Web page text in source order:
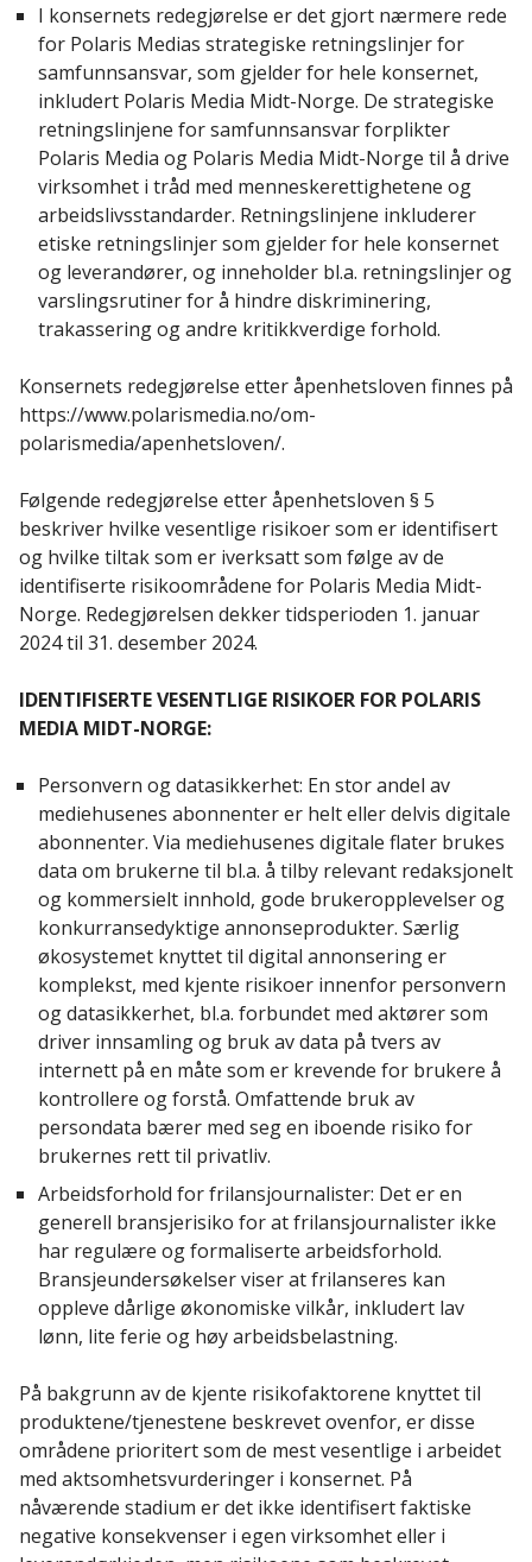
I konsernets redegjørelse er det gjort nærmere rede
for Polaris Medias strategiske retningslinjer for
samfunnsansvar, som gjelder for hele konsernet,
inkludert Polaris Media Midt-Norge. De strategiske
retningslinjene for samfunnsansvar forplikter
Polaris Media og Polaris Media Midt-Norge til å drive
virksomhet i tråd med menneskerettighetene og
arbeidslivsstandarder. Retningslinjene inkluderer
etiske retningslinjer som gjelder for hele konsernet
og leverandører, og inneholder bl.a. retningslinjer og
varslingsrutiner for å hindre diskriminering,
trakassering og andre kritikkverdige forhold.
Konsernets redegjørelse etter åpenhetsloven finnes på
https://www.polarismedia.no/om-
polarismedia/apenhetsloven/.
Følgende redegjørelse etter åpenhetsloven § 5
beskriver hvilke vesentlige risikoer som er identifisert
og hvilke tiltak som er iverksatt som følge av de
identifiserte risikoområdene for Polaris Media Midt-
Norge. Redegjørelsen dekker tidsperioden 1. januar
2024 til 31. desember 2024.
IDENTIFISERTE VESENTLIGE RISIKOER FOR POLARIS
MEDIA MIDT-NORGE:
Personvern og datasikkerhet: En stor andel av
mediehusenes abonnenter er helt eller delvis digitale
abonnenter. Via mediehusenes digitale flater brukes
data om brukerne til bl.a. å tilby relevant redaksjonelt
og kommersielt innhold, gode brukeropplevelser og
konkurransedyktige annonseprodukter. Særlig
økosystemet knyttet til digital annonsering er
komplekst, med kjente risikoer innenfor personvern
og datasikkerhet, bl.a. forbundet med aktører som
driver innsamling og bruk av data på tvers av
internett på en måte som er krevende for brukere å
kontrollere og forstå. Omfattende bruk av
persondata bærer med seg en iboende risiko for
brukernes rett til privatliv.
Arbeidsforhold for frilansjournalister: Det er en
generell bransjerisiko for at frilansjournalister ikke
har regulære og formaliserte arbeidsforhold.
Bransjeundersøkelser viser at frilanseres kan
oppleve dårlige økonomiske vilkår, inkludert lav
lønn, lite ferie og høy arbeidsbelastning.
På bakgrunn av de kjente risikofaktorene knyttet til
produktene/tjenestene beskrevet ovenfor, er disse
områdene prioritert som de mest vesentlige i arbeidet
med aktsomhetsvurderinger i konsernet. På
nåværende stadium er det ikke identifisert faktiske
negative konsekvenser i egen virksomhet eller i